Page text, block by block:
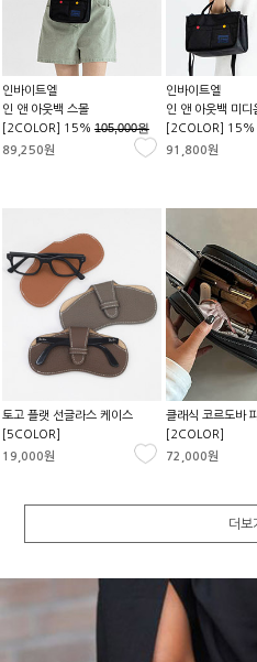
인바이트엘
인 앤 아웃백 스몰
[2COLOR] 15% 105,000원
89,250원
인바이트엘
인 앤 아웃백 미디
[2COLOR]
91,800원
토고 플랫 선글라스 케이스
[5COLOR]
19,000원
클래식 코르도바
[2COLOR]
72,000원
더보